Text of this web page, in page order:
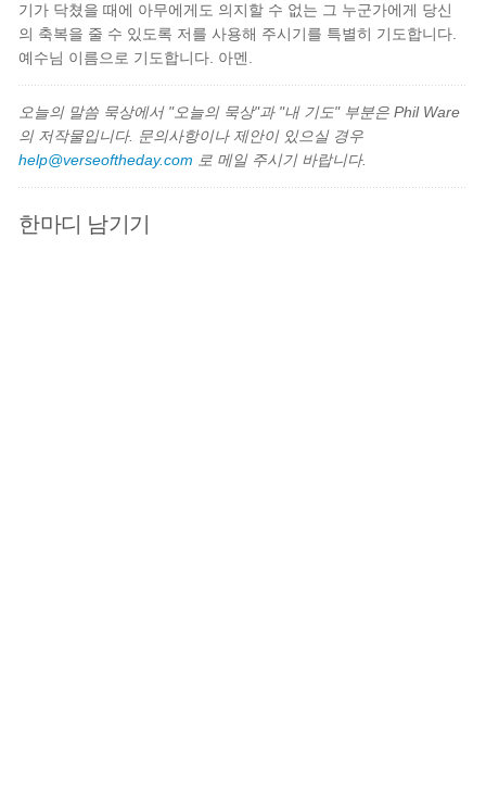
기가 닥쳤을 때에 아무에게도 의지할 수 없는 그 누군가에게 당신
의 축복을 줄 수 있도록 저를 사용해 주시기를 특별히 기도합니다.
예수님 이름으로 기도합니다. 아멘.
오늘의 말씀 묵상에서 "오늘의 묵상"과 "내 기도" 부분은 Phil Ware
의 저작물입니다. 문의사항이나 제안이 있으실 경우
help@verseoftheday.com 로 메일 주시기 바랍니다.
한마디 남기기